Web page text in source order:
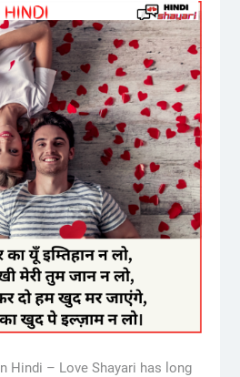
Hindi – Love Shayari has long